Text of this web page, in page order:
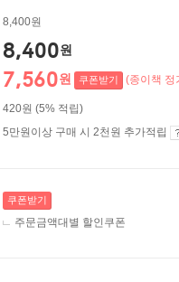
8,400원
8,400원
7,560원 쿠폰받기 (종이책 정
420원 (5% 적립)
5만원이상 구매 시 2천원 추가적립
쿠폰받기
주문금액대별 할인쿠폰